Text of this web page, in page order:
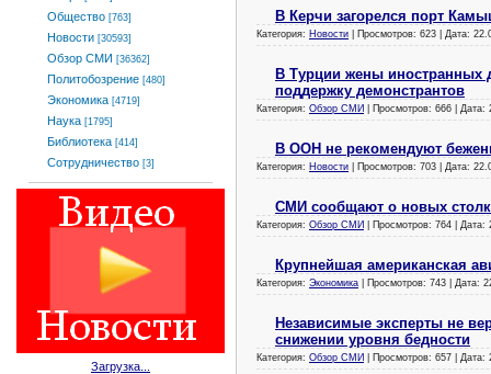
Общество [763]
Новости [30593]
Обзор СМИ [36362]
Политобозрение [480]
Экономика [4719]
Наука [1795]
Библиотека [414]
Сотрудничество [3]
Загрузка...
В Керчи загорелся порт
Категория: Новости | Просмотров: 623 | Дата:
В Турции жены иностранных
поддержку демонстрантов
Категория: Обзор СМИ | Просмотров: 666 | Дата:
В ООН не рекомендуют
Категория: Новости | Просмотров: 703 | Дата:
СМИ сообщают о новых
Категория: Обзор СМИ | Просмотров: 764 | Дата:
Крупнейшая американская
Категория: Экономика | Просмотров: 743 | Дата:
Независимые эксперты не
снижении уровня бедности
Категория: Обзор СМИ | Просмотров: 657 | Дата: